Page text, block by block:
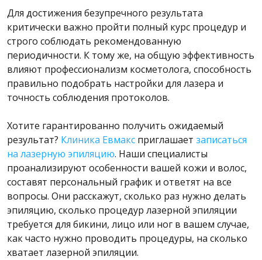
Для достижения безупречного результата
критически важно пройти полный курс процедур и
строго соблюдать рекомендованную
периодичности. К тому же, на общую эффективность
влияют профессионализм косметолога, способность
правильно подобрать настройки для лазера и
точность соблюдения протоколов.
Хотите гарантированно получить ожидаемый
результат? Клиника Евмакс приглашает записаться
на лазерную эпиляцию. Наши специалисты
проанализируют особенности вашей кожи и волос,
составят персональный график и ответят на все
вопросы. Они расскажут, сколько раз нужно делать
эпиляцию, сколько процедур лазерной эпиляции
требуется для бикини, лицо или ног в вашем случае,
как часто нужно проводить процедуры, на сколько
хватает лазерной эпиляции.